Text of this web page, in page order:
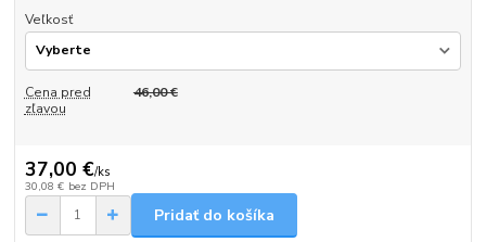
Veľkosť
Cena pred
zľavou
46,00 €
37,00 €/ks
30,08 € bez DPH
Pridať do košíka